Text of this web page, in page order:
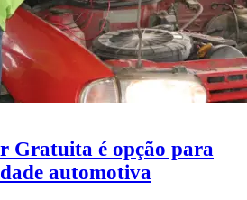
Gratuita é opção para
automotiva